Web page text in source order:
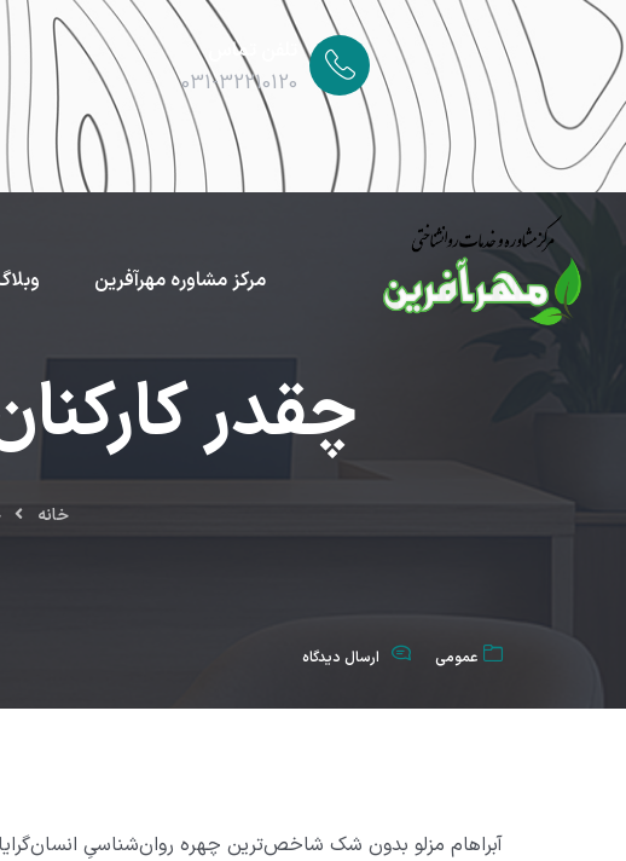
تلفن تماس
031-32210120
مرکز مشاوره مهرآفرین
چقدر
خانه
عمومی ارسال دیدگاه
آبراهام مزلو بدون شک شاخص‌ترین چهره روان‌شناسیِ